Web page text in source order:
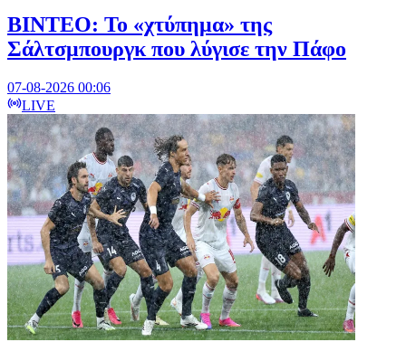
ΒΙΝΤΕΟ: Το «χτύπημα» της
Σάλτσμπουργκ που λύγισε την Πάφο
07-08-2026 00:06
LIVE